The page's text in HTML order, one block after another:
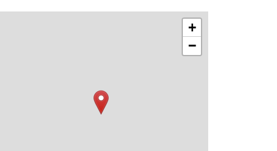
+
−